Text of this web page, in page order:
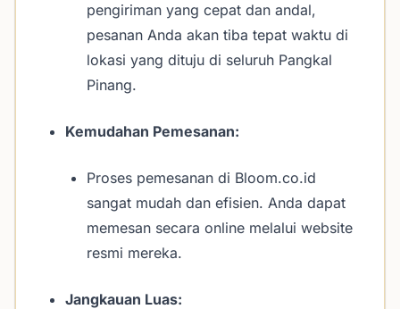
pengiriman yang cepat dan andal,
pesanan Anda akan tiba tepat waktu di
lokasi yang dituju di seluruh Pangkal
Pinang.
Kemudahan Pemesanan:
Proses pemesanan di Bloom.co.id
sangat mudah dan efisien. Anda dapat
memesan secara online melalui website
resmi mereka.
Jangkauan Luas: